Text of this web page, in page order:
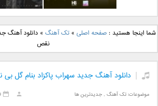
دانلود آهنگ جدید بهنام
بانی بنام قرص قمر 2
دانلود آهنگ
یاسینی بنام
شما اینجا هستید :صفحه اصلی »تک آهنگ »دانلود آهنگ
نقص
دانلود آهنگ جدید سهراب پاکزاد بنام گل
موضوعات:تک آهنگ ,جدیدترین ها 9